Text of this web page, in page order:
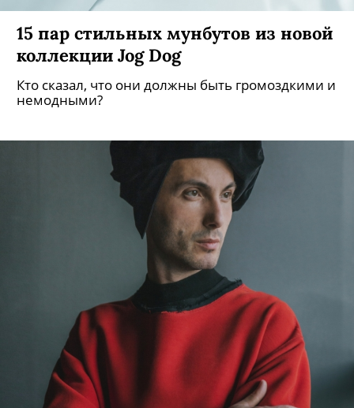
15 пар стильных мунбутов из новой
коллекции Jog Dog
Кто сказал, что они должны быть громоздкими и
немодными?